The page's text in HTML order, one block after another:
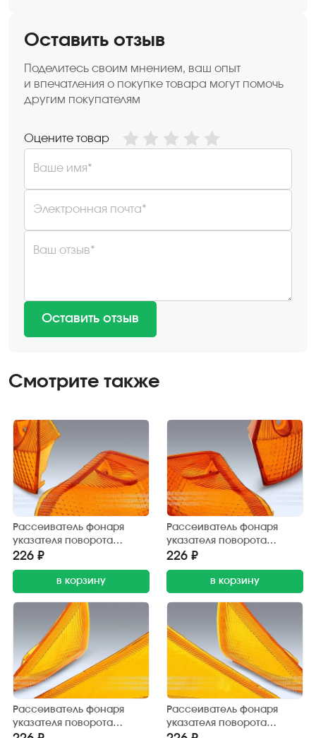
Оставить отзыв
Поделитесь своим мнением, ваш опыт
и впечатления о покупке товара могут помочь
другим покупателям
Оцените товар
Ваше имя*
Электронная почта*
Ваш отзыв*
Оставить отзыв
Смотрите также
Рассеиватель фонаря
указателя поворота
"Honda Dio" (AF-27) задний,
226 ₽
в корзину
Рассеиватель фонаря
указателя поворота
"Honda Dio" (AF-27) задний,
226 ₽
в корзину
Рассеиватель фонаря
указателя поворота
Рассеиватель фонаря
указателя поворота